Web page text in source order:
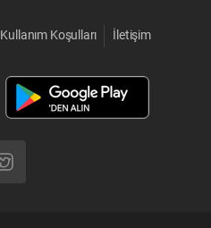
Kullanım Koşulları İletişim